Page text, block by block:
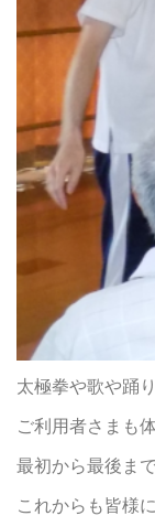
太極拳や歌や踊
ご利用者さまも
最初から最後ま
これからも皆様